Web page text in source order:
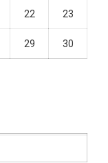
22 23
29 30